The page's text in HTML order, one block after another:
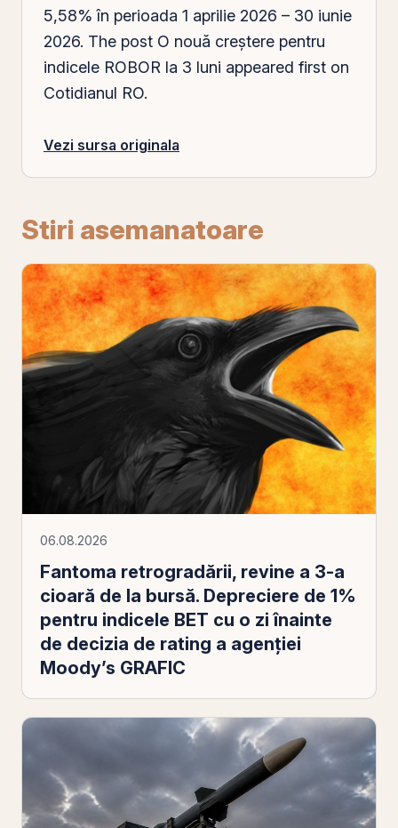
5,58% în perioada 1 aprilie 2026 – 30 iunie
2026. The post O nouă creștere pentru
indicele ROBOR la 3 luni appeared first on
Cotidianul RO.
Vezi sursa originala
Stiri asemanatoare
06.08.2026
Fantoma retrogradării, revine a 3-a
cioară de la bursă. Depreciere de 1%
pentru indicele BET cu o zi înainte
de decizia de rating a agenției
Moody’s GRAFIC